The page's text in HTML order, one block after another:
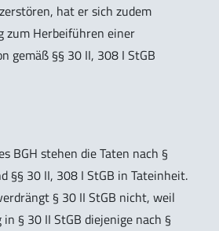
hat er sich zudem
zum Herbeiführen einer
gemäß §§ 30 II, 308 I StGB
BGH stehen die Taten nach §
§§ 30 II, 308 I StGB in Tateinheit.
§ 30 II StGB nicht, weil
§ 30 II StGB diejenige nach §